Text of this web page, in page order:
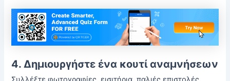
4. Δημιουργήστε ένα κουτί αναμνήσεων